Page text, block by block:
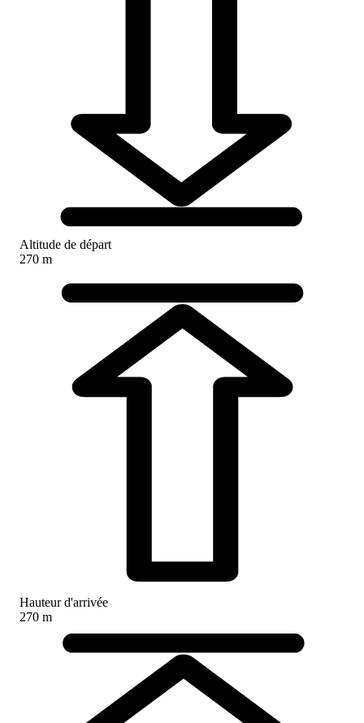
Altitude de départ
270 m
Hauteur d'arrivée
270 m